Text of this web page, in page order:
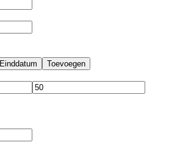
Einddatum Toevoegen